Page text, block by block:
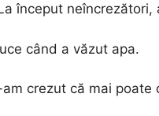
început neîncrezători,
când a văzut apa.
crezut că mai poate